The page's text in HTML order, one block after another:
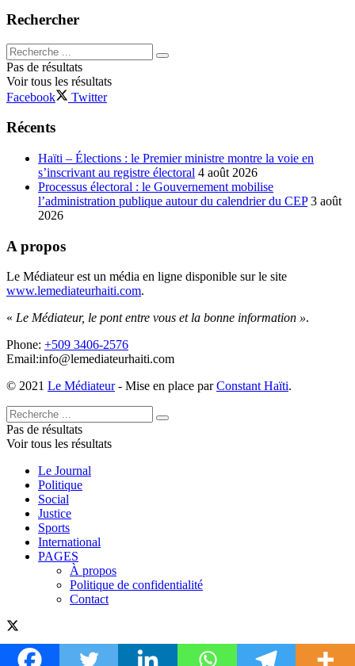
Rechercher
Pas de résultats
Voir tous les résultats
Facebook
Twitter
Récents
Haïti – Élections : le Premier ministre montre la voie en
s’inscrivant au registre électoral 4 août 2026
Processus électoral : le Gouvernement mobilise
l’administration publique autour du calendrier du CEP 3 août
2026
A propos
Le Médiateur est un média en ligne disponible sur le site
www.lemediateurhaiti.com.
« Le Médiateur, le pont entre vous et la bonne information ».
Phone: +509 3406-2576
Email:info@lemediateurhaiti.com
© 2021 Le Médiateur- Mise en place parConstant Haïti.
Pas de résultats
Voir tous les résultats
Le Journal
Politique
Social
Justice
Sports
International
PAGES
À propos
Politique de confidentialité
Contact
© 2021 Le Médiateur - Mise en place parConstant Haïti